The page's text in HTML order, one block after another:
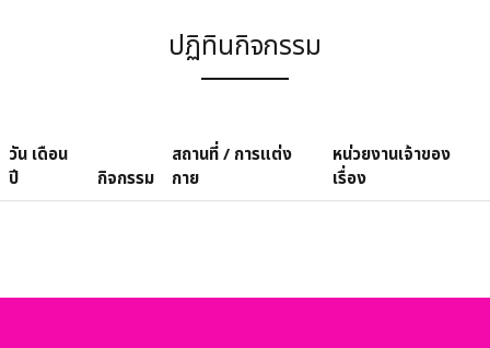
ปฏิทินกิจกรรม
วัน เดือน
ปี
กิจกรรม
สถานที่ / การแต่ง
กาย
หน่วยงานเจ้าของ
เรื่อง